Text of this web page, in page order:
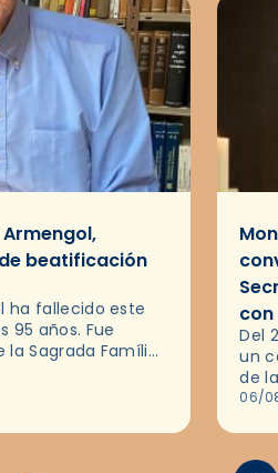
Armengol,
beatificación
ha fallecido este
95 años. Fue
Sagrada Família
Del
un
de
en
06/